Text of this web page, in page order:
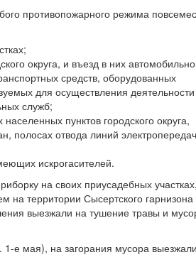
противопожарного режима
округа, и въезд в них
средств, оборудованных
для осуществления деятельности
служб;
пунктов городского округа,
полосах отвода линий
искрогасителей.
на своих приусадебных участках,
на территории Сысертского гарнизона
выезжали на тушение травы и
1-е мая), на загорания мусора выезжали